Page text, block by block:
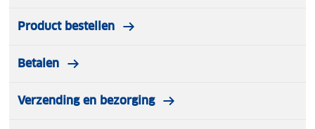
Product bestellen
Betalen
Verzending en bezorging